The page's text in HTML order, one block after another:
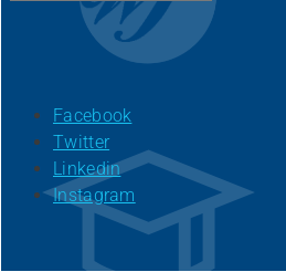
Facebook
Twitter
Linkedin
Instagram